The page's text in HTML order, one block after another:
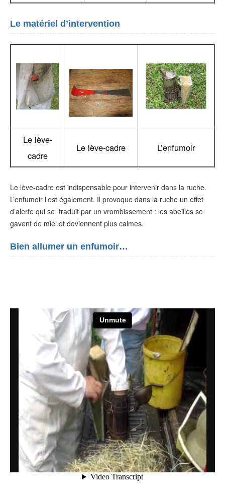
Le matériel d’intervention
Le lève-
cadre
Le lève-cadre L’enfumoir
Le lève-cadre est indispensable pour intervenir dans la ruche.
L’enfumoir l’est également. Il provoque dans la ruche un effet
d’alerte qui se traduit par un vrombissement : les abeilles se
gavent de miel et deviennent plus calmes.
Bien allumer un enfumoir…